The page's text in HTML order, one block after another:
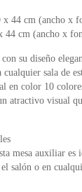
x 44 cm (ancho x
44 cm (ancho x
su diseño
sala de
en color 10
atractivo visual
mesa auxiliar es
salón o en